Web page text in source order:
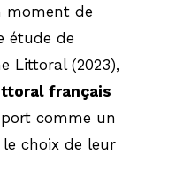
moment de
étude de
Littoral (2023),
français
comme un
choix de leur